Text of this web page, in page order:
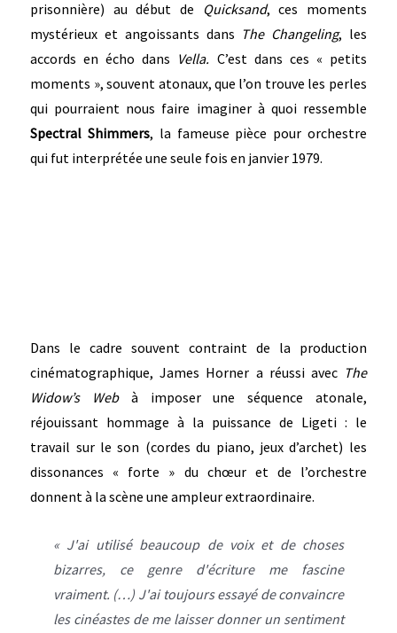
prisonnière) au début de Quicksand, ces moments
mystérieux et angoissants dans The Changeling, les
accords en écho dans Vella. C’est dans ces « petits
moments », souvent atonaux, que l’on trouve les perles
qui pourraient nous faire imaginer à quoi ressemble
Spectral Shimmers, la fameuse pièce pour orchestre
qui fut interprétée une seule fois en janvier 1979.
Dans le cadre souvent contraint de la production
cinématographique, James Horner a réussi avec The
Widow’s Webà imposer une séquence atonale,
réjouissant hommage à la puissance de Ligeti : le
travail sur le son (cordes du piano, jeux d’archet) les
dissonances « forte » du chœur et de l’orchestre
donnent à la scène une ampleur extraordinaire.
« J'ai utilisé beaucoup de voix et de choses
bizarres, ce genre d'écriture me fascine
vraiment. (…) J'ai toujours essayé de convaincre
les cinéastes de me laisser donner un sentiment